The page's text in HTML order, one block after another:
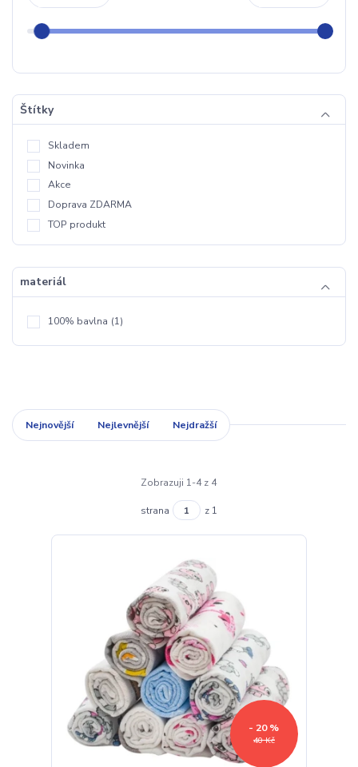
Štítky
Skladem
Novinka
Akce
Doprava ZDARMA
TOP produkt
materiál
100% bavlna (1)
Nejnovější Nejlevnější Nejdražší
Zobrazuji 1-4 z 4
strana z 1
40 Kč
- 20 %